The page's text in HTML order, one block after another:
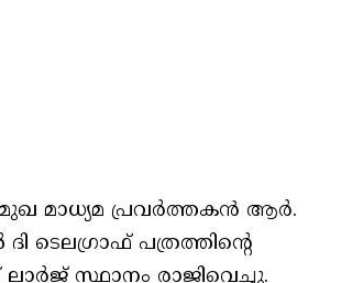
മാധ്യമ പ്രവർത്തകൻ ആർ.
ടെലഗ്രാഫ് പത്രത്തിന്റെ
ലാർജ് സ്ഥാനം രാജിവെച്ചു.